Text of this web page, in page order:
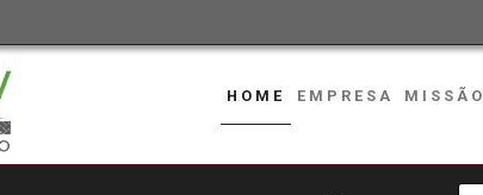
HOME EMPRESA MISSÃO